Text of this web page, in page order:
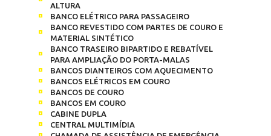
ALTURA
BANCO ELÉTRICO PARA PASSAGEIRO
BANCO REVESTIDO COM PARTES DE COURO E
MATERIAL SINTÉTICO
BANCO TRASEIRO BIPARTIDO E REBATÍVEL
PARA AMPLIAÇÃO DO PORTA-MALAS
BANCOS DIANTEIROS COM AQUECIMENTO
BANCOS ELÉTRICOS EM COURO
BANCOS DE COURO
BANCOS EM COURO
CABINE DUPLA
CENTRAL MULTIMÍDIA